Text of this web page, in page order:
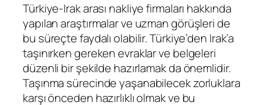
Türkiye-Irak arası nakliye firmaları hakkında
yapılan araştırmalar ve uzman görüşleri de
bu süreçte faydalı olabilir. Türkiye’den Irak’a
taşınırken gereken evraklar ve belgeleri
düzenli bir şekilde hazırlamak da önemlidir.
Taşınma sürecinde yaşanabilecek zorluklara
karşı önceden hazırlıklı olmak ve bu